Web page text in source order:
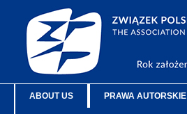
ABOUT US PRAWA AUTORSKIE